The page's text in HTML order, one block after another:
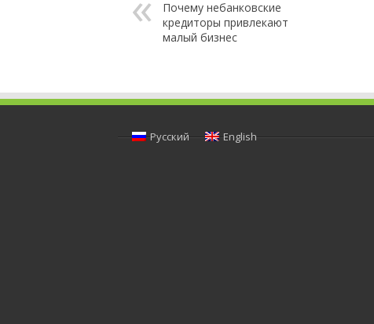
Почему небанковские
кредиторы привлекают
малый бизнес
Русский
English